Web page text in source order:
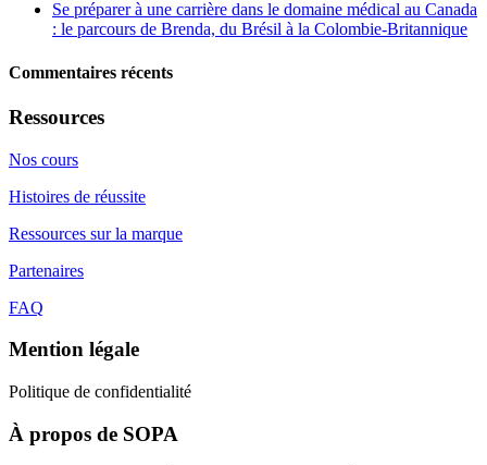
Se préparer à une carrière dans le domaine médical au Canada
: le parcours de Brenda, du Brésil à la Colombie-Britannique
Commentaires récents
Ressources
Nos cours
Histoires de réussite
Ressources sur la marque
Partenaires
FAQ
Mention légale
Politique de confidentialité
À propos de SOPA